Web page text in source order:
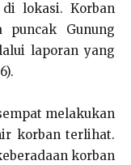
lokasi. Korban
Gunung
laporan yang
melakukan
korban terlihat.
korban